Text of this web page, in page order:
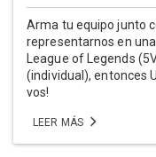
Arma tu equipo junto
representarnos en
League of Legends
(individual), entonces
vos!
LEER MÁS